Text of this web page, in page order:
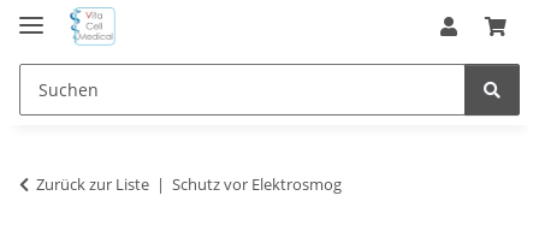
Zurück zur Liste Schutz vor Elektrosmog